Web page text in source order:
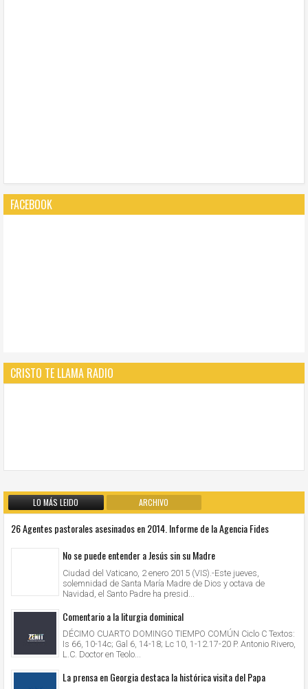
FACEBOOK
CRISTO TE LLAMA RADIO
LO MÁS LEIDO ARCHIVO
26 Agentes pastorales asesinados en 2014. Informe de la Agencia Fides
No se puede entender a Jesús sin su Madre
Ciudad del Vaticano, 2 enero 2015 (VIS).-Este jueves,
solemnidad de Santa María Madre de Dios y octava de
Navidad, el Santo Padre ha presid...
Comentario a la liturgia dominical
DÉCIMO CUARTO DOMINGO TIEMPO COMÚN Ciclo C Textos:
Is 66, 10-14c; Gal 6, 14-18; Lc 10, 1-12.17-20 P. Antonio Rivero,
L.C. Doctor en Teolo...
La prensa en Georgia destaca la histórica visita del Papa